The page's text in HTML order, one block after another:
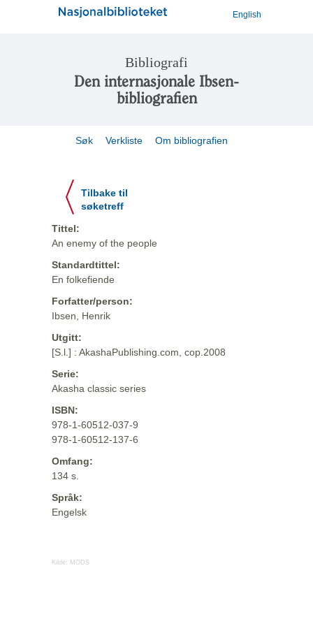
English
Bibliografi
Den internasjonale Ibsen-
bibliografien
Søk Verkliste Om bibliografien
Tilbake til
søketreff
Tittel:
An enemy of the people
Standardtittel:
En folkefiende
Forfatter/person:
Ibsen, Henrik
Utgitt:
[S.l.] : AkashaPublishing.com, cop.2008
Serie:
Akasha classic series
ISBN:
978-1-60512-037-9
978-1-60512-137-6
Omfang:
134 s.
Språk:
Engelsk
Kilde: MODS